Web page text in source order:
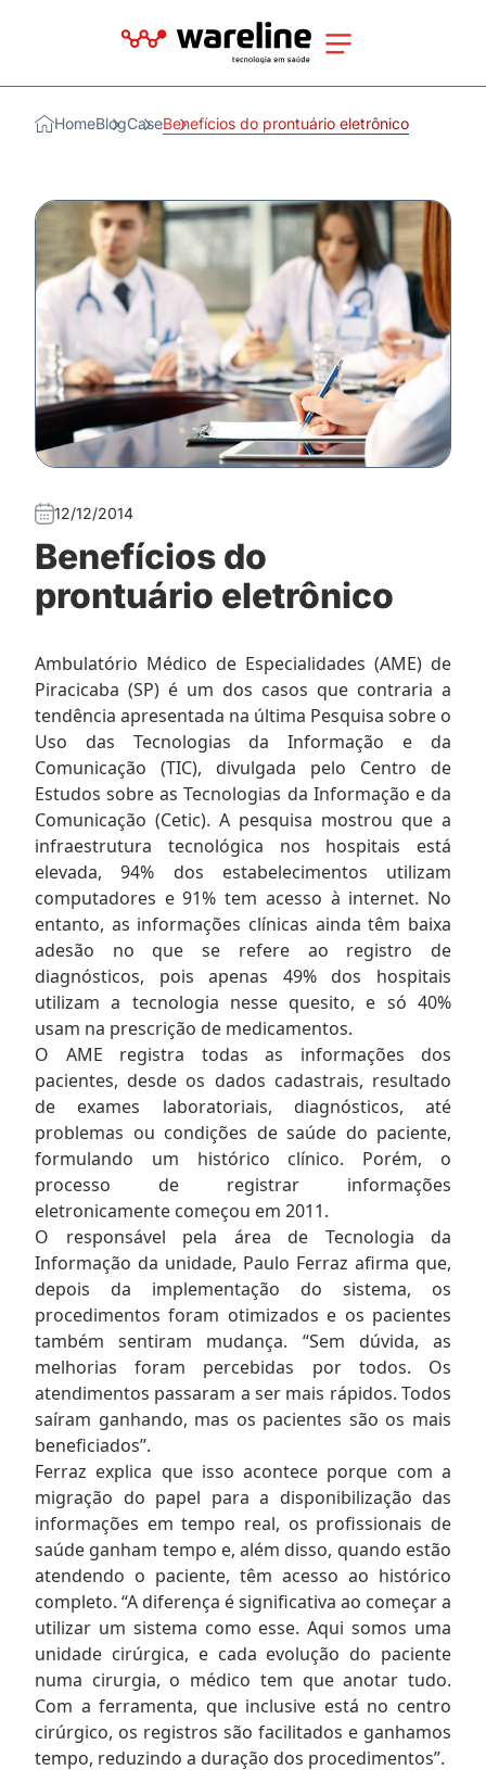
HomeBlogCaseBenefícios do prontuário eletrônico
12/12/2014
Benefícios do
prontuário eletrônico
Ambulatório Médico de Especialidades (AME) de
Piracicaba (SP) é um dos casos que contraria a
tendência apresentada na última Pesquisa sobre o
Uso das Tecnologias da Informação e da
Comunicação (TIC), divulgada pelo Centro de
Estudos sobre as Tecnologias da Informação e da
Comunicação (Cetic). A pesquisa mostrou que a
infraestrutura tecnológica nos hospitais está
elevada, 94% dos estabelecimentos utilizam
computadores e 91% tem acesso à internet. No
entanto, as informações clínicas ainda têm baixa
adesão no que se refere ao registro de
diagnósticos, pois apenas 49% dos hospitais
utilizam a tecnologia nesse quesito, e só 40%
usam na prescrição de medicamentos.
O AME registra todas as informações dos
pacientes, desde os dados cadastrais, resultado
de exames laboratoriais, diagnósticos, até
problemas ou condições de saúde do paciente,
formulando um histórico clínico. Porém, o
processo de registrar informações
eletronicamente começou em 2011.
O responsável pela área de Tecnologia da
Informação da unidade, Paulo Ferraz afirma que,
depois da implementação do sistema, os
procedimentos foram otimizados e os pacientes
também sentiram mudança. “Sem dúvida, as
melhorias foram percebidas por todos. Os
atendimentos passaram a ser mais rápidos. Todos
saíram ganhando, mas os pacientes são os mais
beneficiados”.
Ferraz explica que isso acontece porque com a
migração do papel para a disponibilização das
informações em tempo real, os profissionais de
saúde ganham tempo e, além disso, quando estão
atendendo o paciente, têm acesso ao histórico
completo. “A diferença é significativa ao começar a
utilizar um sistema como esse. Aqui somos uma
unidade cirúrgica, e cada evolução do paciente
numa cirurgia, o médico tem que anotar tudo.
Com a ferramenta, que inclusive está no centro
cirúrgico, os registros são facilitados e ganhamos
tempo, reduzindo a duração dos procedimentos”.